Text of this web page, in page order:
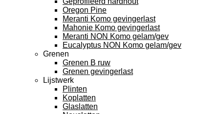
Oregon Pine
Meranti Komo gevingerlast
Mahonie Komo gevingerlast
Meranti NON Komo gelam/gev
Eucalyptus NON Komo gelam/gev
Grenen
Grenen B ruw
Grenen gevingerlast
Lijstwerk
Plinten
Koplatten
Glaslatten